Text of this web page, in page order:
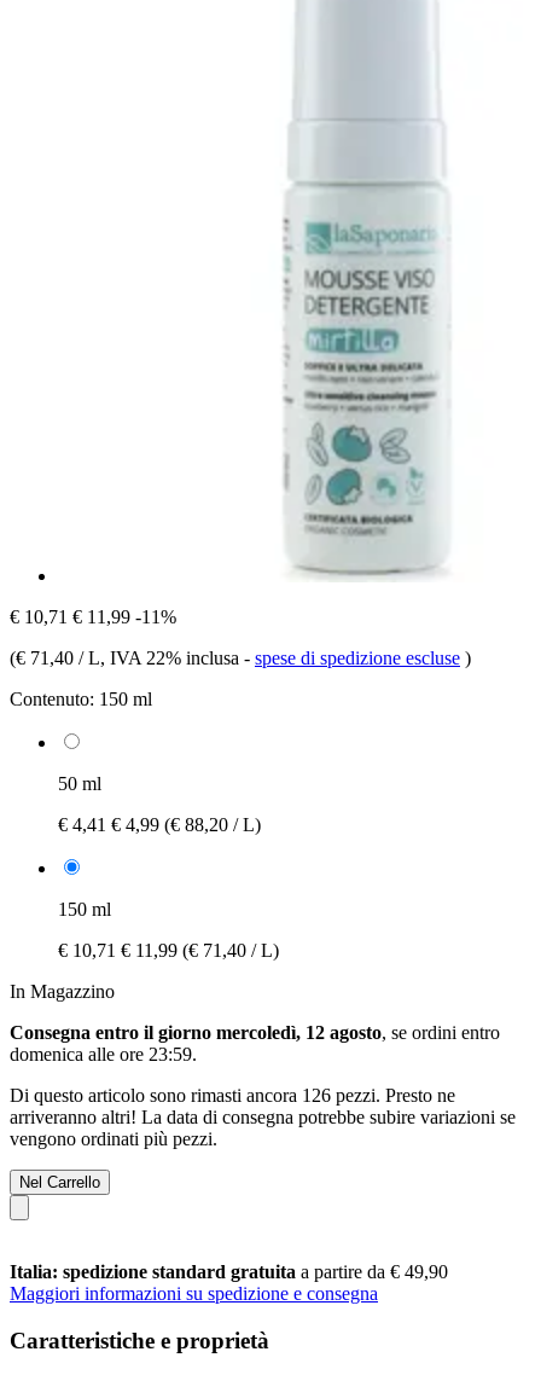
€ 10,71 € 11,99 -11%
(€ 71,40 / L, IVA 22% inclusa - spese di spedizione escluse )
Contenuto: 150 ml
50 ml
€ 4,41 € 4,99 (€ 88,20 / L)
150 ml
€ 10,71 € 11,99 (€ 71,40 / L)
In Magazzino
Consegna entro il giorno mercoledì, 12 agosto, se ordini entro
domenica alle ore 23:59.
Di questo articolo sono rimasti ancora 126 pezzi. Presto ne
arriveranno altri! La data di consegna potrebbe subire variazioni se
vengono ordinati più pezzi.
Nel Carrello
Italia: spedizione standard gratuita a partire da € 49,90
Maggiori informazioni su spedizione e consegna
Caratteristiche e proprietà